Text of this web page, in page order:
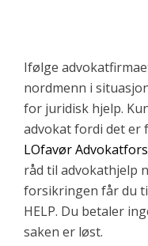
Ifølge
nordmenn i
for juridisk hjelp.
advokat fordi det er
LOfavør
råd til advokathjelp
forsikringen får du
HELP. Du betaler
saken er løst.